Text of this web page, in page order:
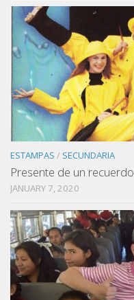
ESTAMPAS / SECUNDARIA
Presente de un recuerdo
JANUARY 7, 2020